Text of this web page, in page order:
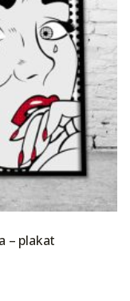
– plakat